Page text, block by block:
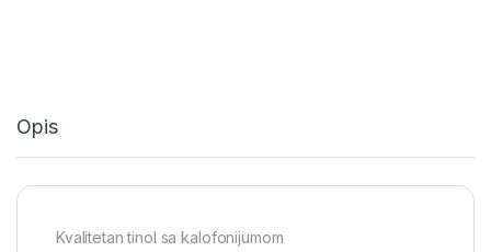
Opis
Kvalitetan tinol sa kalofonijumom